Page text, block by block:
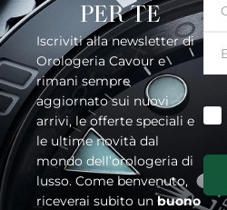
PER TE
Iscriviti alla newsletter di
Orologeria Cavour e
rimani sempre
aggiornato sui nuovi
arrivi, le offerte speciali e
le ultime novità dal
mondo dell’orologeria di
lusso. Come benvenuto,
riceverai subito unbuono